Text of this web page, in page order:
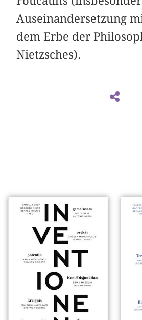
Auseinandersetzung
dem Erbe der
Nietzsches).